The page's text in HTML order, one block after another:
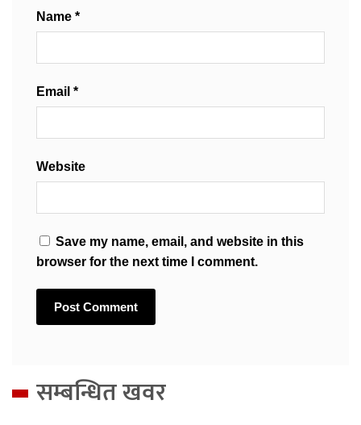
Name *
Email *
Website
Save my name, email, and website in this
browser for the next time I comment.
सम्बन्धित खवर